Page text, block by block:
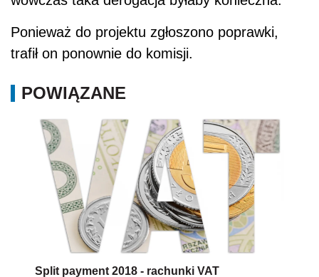
Ponieważ do projektu zgłoszono poprawki,
trafił on ponownie do komisji.
POWIĄZANE
Split payment 2018 - rachunki VAT